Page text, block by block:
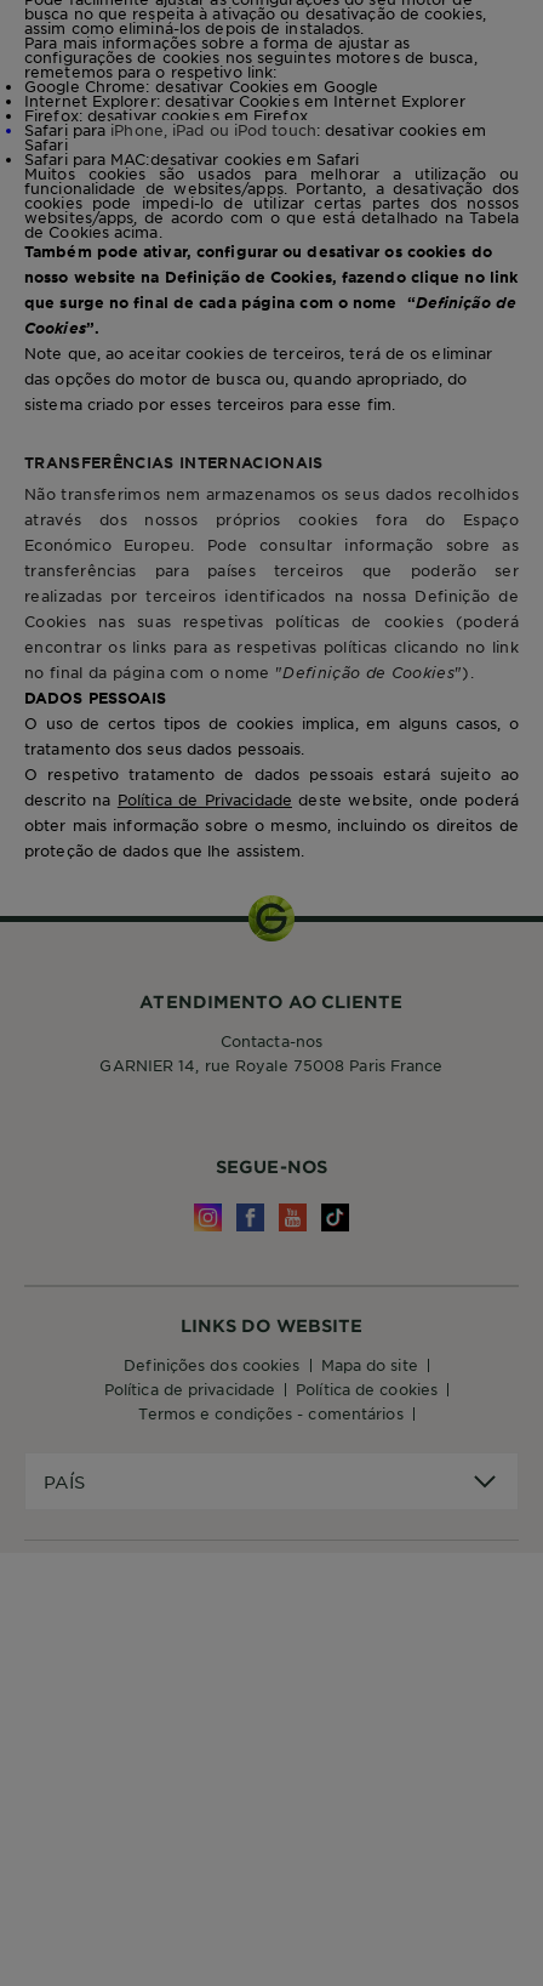
busca no que respeita à ativação ou desativação de cookies,
assim como eliminá-los depois de instalados.
Para mais informações sobre a forma de ajustar as
configurações de cookies nos seguintes motores de busca,
remetemos para o respetivo link:
Google Chrome: desativar Cookies em Google
Internet Explorer: desativar Cookies em Internet Explorer
Firefox: desativar cookies em Firefox
Safari para iPhone, iPad ou iPod touch:desativar cookies em
Safari
Safari para MAC:desativar cookies em Safari
Muitos cookies são usados para melhorar a utilização ou
funcionalidade de websites/apps. Portanto, a desativação dos
cookies pode impedi-lo de utilizar certas partes dos nossos
websites/apps, de acordo com o que está detalhado na Tabela
de Cookies acima.
Também pode ativar, configurar ou desativar os cookies do
nosso website na Definição de Cookies, fazendo clique no link
que surge no final de cada página com o nome “Definição de
Cookies”.
Note que, ao aceitar cookies de terceiros, terá de os eliminar
das opções do motor de busca ou, quando apropriado, do
sistema criado por esses terceiros para esse fim.
TRANSFERÊNCIAS INTERNACIONAIS
Não transferimos nem armazenamos os seus dados recolhidos
através dos nossos próprios cookies fora do Espaço
Económico Europeu. Pode consultar informação sobre as
transferências para países terceiros que poderão ser
realizadas por terceiros identificados na nossa Definição de
Cookies nas suas respetivas políticas de cookies (poderá
encontrar os links para as respetivas políticas clicando no link
no final da página com o nome "Definição de Cookies").
DADOS PESSOAIS
O uso de certos tipos de cookies implica, em alguns casos, o
tratamento dos seus dados pessoais.
O respetivo tratamento de dados pessoais estará sujeito ao
descrito na Política de Privacidade deste website, onde poderá
obter mais informação sobre o mesmo, incluindo os direitos de
proteção de dados que lhe assistem.
PAÍS
PAÍS
LINKS DO WEBSITE
definições dos cookies
mapa do site
política de privacidade
política de cookies
termos e condições - comentários
SEGUE-NOS
ATENDIMENTO AO CLIENTE
Contacta-nos
GARNIER 14, rue Royale 75008 Paris France